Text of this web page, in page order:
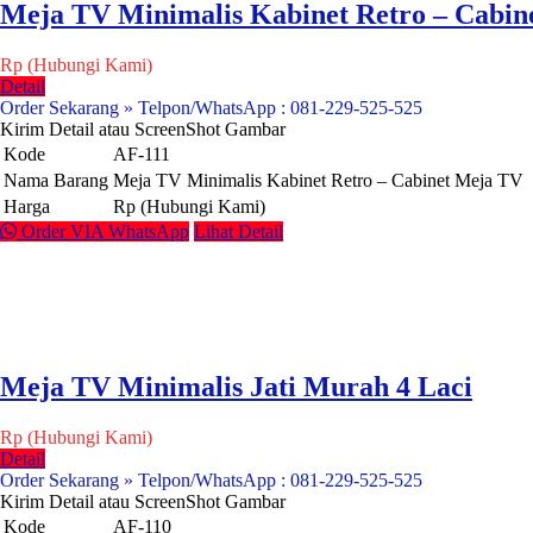
Meja TV Minimalis Kabinet Retro –
Rp (Hubungi Kami)
Detail
Order Sekarang » Telpon/WhatsApp : 081-229-525-525
Kirim Detail atau ScreenShot Gambar
Kode
AF-111
Nama Barang Meja TV Minimalis Kabinet Retro – Cabinet Meja TV
Harga
Rp (Hubungi Kami)
Order VIA WhatsApp Lihat Detail
Meja TV Minimalis Jati Murah 4 Laci
Rp (Hubungi Kami)
Detail
Order Sekarang » Telpon/WhatsApp : 081-229-525-525
Kirim Detail atau ScreenShot Gambar
Kode
AF-110